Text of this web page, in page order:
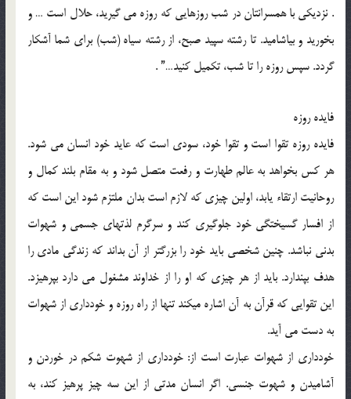
. نزديكي با همسرانتان در شب روزهايي كه روزه مي گيريد، حلال است … و
بخوريد و بياشاميد. تا رشته سپيد صبح، از رشته سياه (شب) براي شما آشكار
گردد. سپس روزه را تا شب، تكميل كنيد…” .
فايده روزه
فايده روزه تقوا است و تقوا خود، سودي است كه عايد خود انسان مي شود.
هر كس بخواهد به عالم طهارت و رفعت متصل شود و به مقام بلند كمال و
روحانيت ارتقاء يابد، اولين چيزي كه لازم است بدان ملتزم شود اين است كه
از افسار گسيختگي خود جلوگيري كند و سرگرم لذتهاي جسمي و شهوات
بدني نباشد. چنين شخصي بايد خود را بزرگتر از آن بداند كه زندگي مادي را
هدف بپندارد. بايد از هر چيزي كه او را از خداوند مشغول مي دارد بپرهيزد.
اين تقوايي كه قرآن به آن اشاره ميكند تنها از راه روزه و خودداري از شهوات
به دست مي آيد.
خودداري از شهوات عبارت است از: خودداري از شهوت شكم در خوردن و
آشاميدن و شهوت جنسي. اگر انسان مدتي از اين سه چيز پرهيز كند، به